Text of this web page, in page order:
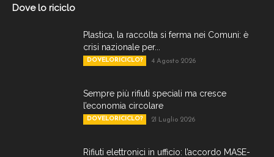
Dove lo riciclo
Plastica, la raccolta si ferma nei Comuni: è
crisi nazionale per...
DOVELORICICLO? 4 Agosto 2026
Sempre più rifiuti speciali ma cresce
l’economia circolare
DOVELORICICLO? 21 Luglio 2026
Rifiuti elettronici in ufficio: l’accordo MASE-